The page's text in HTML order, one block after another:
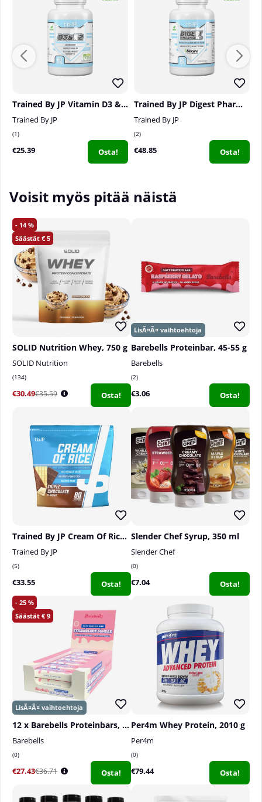
Annoksia pakkauksessa:
Suositeltu annostus:
yksi tai kaksi kapselia
päivässä, vamman sattuessa voidaan ottaa enintään
4 kapselia päivässä (ylärajaa ei ole määritetty)
Trained By JP Vitamin D3 & K2, 60 caps
Trained By JP
1
€25.39 Osta!
Trained By JP Digest Pharma Pro, 60 caps
Trained By JP
2
€48.85 Osta!
Voisit myös pitää näistä
14
5
SOLID Nutrition Whey, 750 g
SOLID Nutrition
134
€30.49€35.59 Osta!
Barebells Proteinbar, 45-55 g
Barebells
2
€3.06 Osta!
Trained By JP Cream Of Rice, 2 kg
Trained By JP
5
€33.55 Osta!
Slender Chef Syrup, 350 ml
Slender Chef
0
€7.04 Osta!
25
9
12 x Barebells Proteinbars, 55 g
Barebells
0
€27.43€36.71 Osta!
Per4m Whey Protein, 2010 g
Per4m
0
€79.44 Osta!